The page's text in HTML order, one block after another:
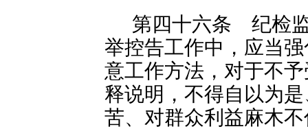
第四十六条 纪检
举控告工作中，应当
意工作方法，对于不
释说明，不得自以为
苦、对群众利益麻木